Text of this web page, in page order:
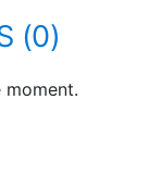
(0)
moment.